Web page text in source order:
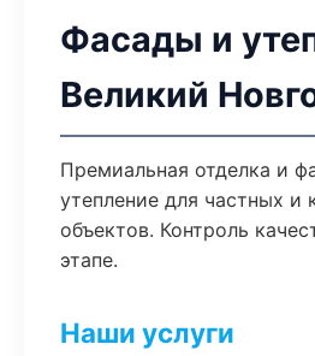
Фасады и
Великий
Премиальная отделка и
утепление для частных и
объектов. Контроль
этапе.
Наши услуги